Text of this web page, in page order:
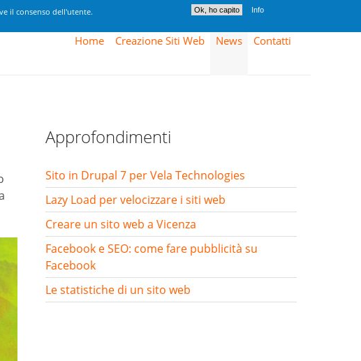
il consenso dell'utente. Ok, ho capito Info
Home Creazione Siti Web News Contatti
Approfondimenti
Sito in Drupal 7 per Vela Technologies
Lazy Load per velocizzare i siti web
Creare un sito web a Vicenza
Facebook e SEO: come fare pubblicità su
Facebook
Le statistiche di un sito web